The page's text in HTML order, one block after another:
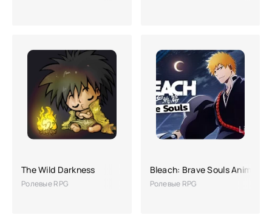
The Wild Darkness
Ролевые RPG
Bleach: Brave Souls Anime
Ролевые RPG